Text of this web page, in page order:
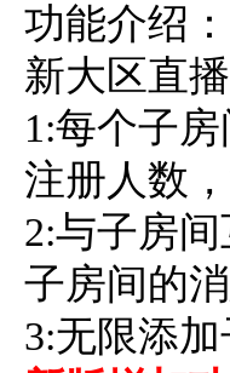
功能介绍：
新大区直
1:每个子
注册人数
2:与子房
子房间的
3:无限添加